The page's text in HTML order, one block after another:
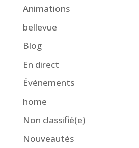
Animations
bellevue
Blog
En direct
Événements
home
Non classifié(e)
Nouveautés